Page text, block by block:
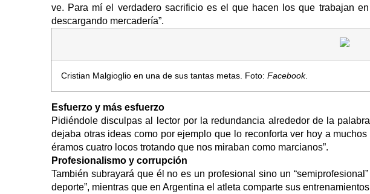
ve. Para mí el verdadero sacrificio es el que hacen los que trabajan
descargando mercadería”.
Cristian Malgioglio en una de sus tantas metas. Foto: Facebook.
Esfuerzo y más esfuerzo
Pidiéndole disculpas al lector por la redundancia alrededor de la
dejaba otras ideas como por ejemplo que lo reconforta ver hoy a
éramos cuatro locos trotando que nos miraban como marcianos”.
Profesionalismo y corrupción
También subrayará que él no es un profesional sino un
deporte”, mientras que en Argentina el atleta comparte sus